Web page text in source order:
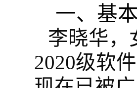
一、基
李晓华 ，
2020级软